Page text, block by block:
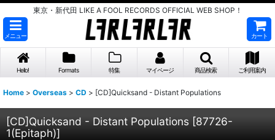
東京・新代田 LIKE A FOOL RECORDS OFFICIAL WEB SHOP！
メニュー カート
Hello! Formats 特集 マイページ 商品検索 ご利用案内
Home > Overseas > CD > [CD]Quicksand - Distant Populations
[CD]Quicksand - Distant Populations [87726-
1(Epitaph)]